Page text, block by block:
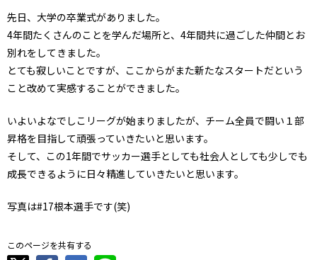
先日、大学の卒業式がありました。
4年間たくさんのことを学んだ場所と、4年間共に過ごした仲間とお
別れをしてきました。
とても寂しいことですが、ここからがまた新たなスタートだという
こと改めて実感することができました。
いよいよなでしこリーグが始まりましたが、チーム全員で闘い１部
昇格を目指して頑張っていきたいと思います。
そして、この1年間でサッカー選手としても社会人としても少しでも
成長できるように日々精進していきたいと思います。
写真は#17根本選手です(笑)
このページを共有する